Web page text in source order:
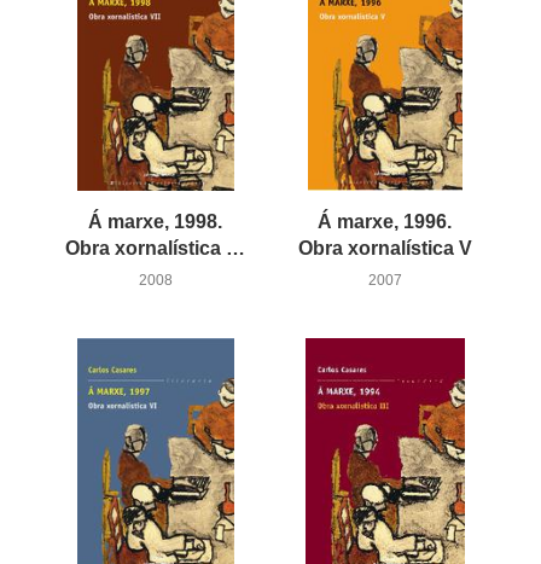
Á marxe, 1998.
Obra xornalística VII
2008
Á marxe, 1996.
Obra xornalística V
2007